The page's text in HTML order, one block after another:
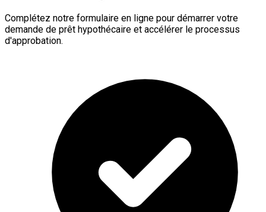
Complétez notre formulaire en ligne pour démarrer votre
demande de prêt hypothécaire et accélérer le processus
d'approbation.